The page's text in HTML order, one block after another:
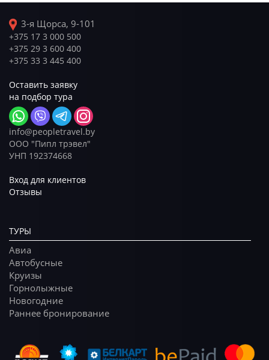
3-я Щорса, 9-101
+375 17 3 000 500
+375 29 3 600 400
+375 33 3 445 400
Оставить заявку
на подбор тура
info@peopletravel.by
ООО "Пипл трэвел"
УНП 192374668
Вход для клиентов
Отзывы
ТУРЫ
Авиа
Автобусные
Круизы
Горнолыжные
Новогодние
Раннее бронирование